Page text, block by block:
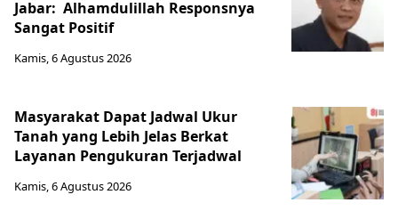
Jabar: Alhamdulillah Responsnya
Sangat Positif
Kamis, 6 Agustus 2026
Masyarakat Dapat Jadwal Ukur
Tanah yang Lebih Jelas Berkat
Layanan Pengukuran Terjadwal
Kamis, 6 Agustus 2026